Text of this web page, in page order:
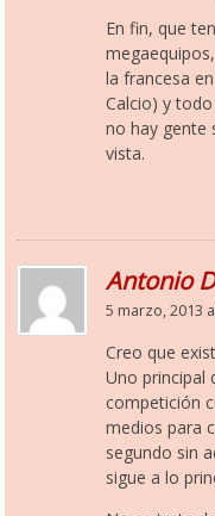
En fin, que
la francesa
Calcio) y
no hay gente
vista.
Antonio
5 marzo, 2013
Creo que
Uno principal
competición
medios para
segundo sin
sigue a lo